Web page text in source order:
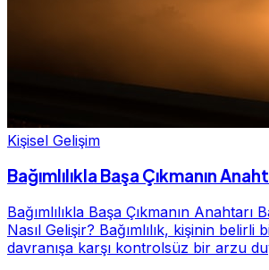
Kişisel Gelişim
Bağımlılıkla Başa Çıkmanın
Bağımlılıkla Başa Çıkmanın Anahtarı
Nasıl Gelişir? Bağımlılık, kişinin belirli
davranışa karşı kontrolsüz bir arzu